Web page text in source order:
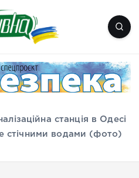
Одеса, Мелітополь
станція в Одесі
стічними водами (фото)